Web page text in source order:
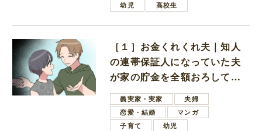
幼児
高校生
［１］お金くれくれ夫｜知人
の連帯保証人になっていた夫
が家の貯金を全額おろしてほ
しいと言ってきた
義実家・実家
夫婦
恋愛・結婚
マンガ
子育て
幼児